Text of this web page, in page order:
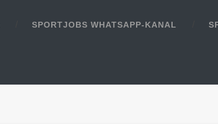
SPORTJOBS WHATSAPP-KANAL